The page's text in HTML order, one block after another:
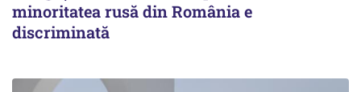
minoritatea rusă din România e
discriminată